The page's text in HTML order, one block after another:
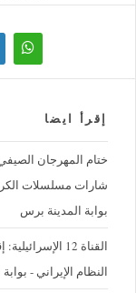
إقرأ ايضا
ختام المهرجان
شارات مسلسلات
بوابة المدينة برس
القناة 12
النظام الإيراني -